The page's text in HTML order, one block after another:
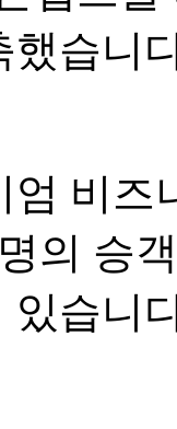
했습니
엄 비즈
의 승
있습니